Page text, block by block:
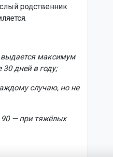
родственник
максимум
дней в году;
случаю, но не
90 — при тяжёлых